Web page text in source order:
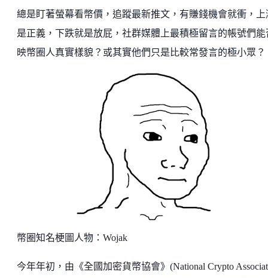
總是盯著螢幕看幣價，追蹤最新推文，有賺錢機會就衝，上
是正義，下跌就是放屁，社群媒體上最積極留言的帳號們能
映幣圈人真實樣貌？或其實他們只是比較常發言的極小眾？
幣圈知名梗圖人物：Wojak
今年年初，由《全國加密貨幣協會》(National Crypto